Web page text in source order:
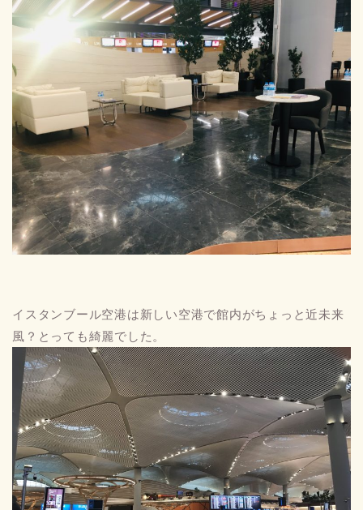
イスタンブール空港は新しい空港で館内がちょっと近未来
風？とっても綺麗でした。